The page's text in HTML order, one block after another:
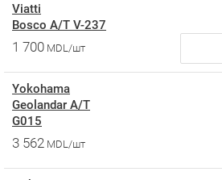
Viatti
Bosco A/T V-237
1 700 MDL/шт
Yokohama
Geolandar A/T
G015
3 562 MDL/шт